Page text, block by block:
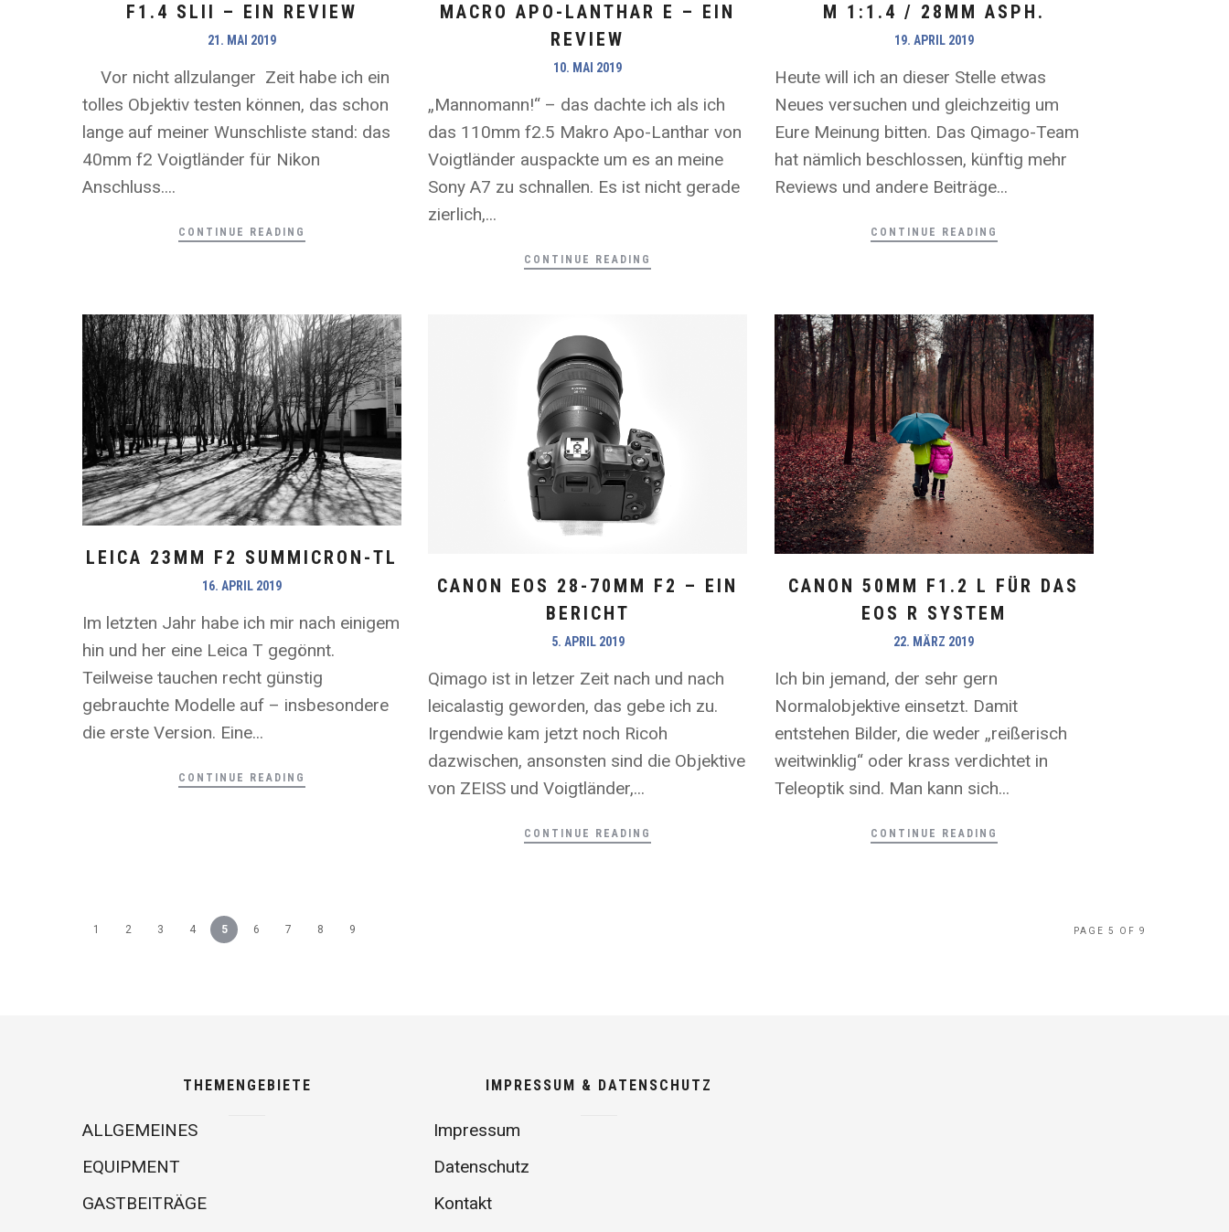
F1.4 SLII – EIN REVIEW
21. MAI 2019
Vor nicht allzulanger Zeit habe ich ein
tolles Objektiv testen können, das schon
lange auf meiner Wunschliste stand: das
40mm f2 Voigtländer für Nikon
Anschluss....
CONTINUE READING
MACRO APO-LANTHAR E – EIN
REVIEW
10. MAI 2019
„Mannomann!“ – das dachte ich als ich
das 110mm f2.5 Makro Apo-Lanthar von
Voigtländer auspackte um es an meine
Sony A7 zu schnallen. Es ist nicht gerade
zierlich,...
CONTINUE READING
M 1:1.4 / 28MM ASPH.
19. APRIL 2019
Heute will ich an dieser Stelle etwas
Neues versuchen und gleichzeitig um
Eure Meinung bitten. Das Qimago-Team
hat nämlich beschlossen, künftig mehr
Reviews und andere Beiträge...
CONTINUE READING
LEICA 23MM F2 SUMMICRON-TL
16. APRIL 2019
Im letzten Jahr habe ich mir nach einigem
hin und her eine Leica T gegönnt.
Teilweise tauchen recht günstig
gebrauchte Modelle auf – insbesondere
die erste Version. Eine...
CONTINUE READING
CANON EOS 28-70MM F2 – EIN
BERICHT
5. APRIL 2019
Qimago ist in letzer Zeit nach und nach
leicalastig geworden, das gebe ich zu.
Irgendwie kam jetzt noch Ricoh
dazwischen, ansonsten sind die Objektive
von ZEISS und Voigtländer,...
CONTINUE READING
CANON 50MM F1.2 L FÜR DAS
EOS R SYSTEM
22. MÄRZ 2019
Ich bin jemand, der sehr gern
Normalobjektive einsetzt. Damit
entstehen Bilder, die weder „reißerisch
weitwinklig“ oder krass verdichtet in
Teleoptik sind. Man kann sich...
CONTINUE READING
1 2 3 4 5 6 7 8 9 PAGE 5 OF 9
THEMENGEBIETE
ALLGEMEINES
EQUIPMENT
GASTBEITRÄGE
IMPRESSUM & DATENSCHUTZ
Impressum
Datenschutz
Kontakt